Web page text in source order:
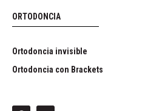
ORTODONCIA
Ortodoncia invisible
Ortodoncia con Brackets